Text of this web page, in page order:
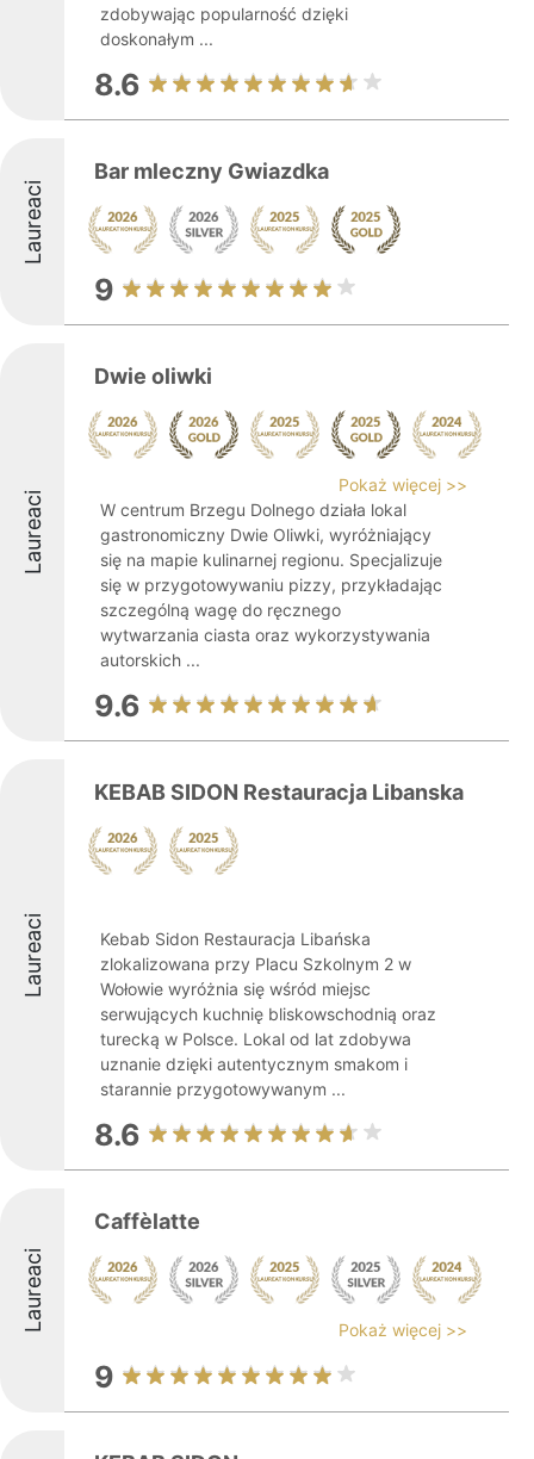
zdobywając popularność dzięki
doskonałym ...
8.6
Laureaci
Bar mleczny Gwiazdka
9
Laureaci
Dwie oliwki
Pokaż więcej >>
W centrum Brzegu Dolnego działa lokal
gastronomiczny Dwie Oliwki, wyróżniający
się na mapie kulinarnej regionu. Specjalizuje
się w przygotowywaniu pizzy, przykładając
szczególną wagę do ręcznego
wytwarzania ciasta oraz wykorzystywania
autorskich ...
9.6
Laureaci
KEBAB SIDON Restauracja Libanska
Kebab Sidon Restauracja Libańska
zlokalizowana przy Placu Szkolnym 2 w
Wołowie wyróżnia się wśród miejsc
serwujących kuchnię bliskowschodnią oraz
turecką w Polsce. Lokal od lat zdobywa
uznanie dzięki autentycznym smakom i
starannie przygotowywanym ...
8.6
Laureaci
Caffèlatte
Pokaż więcej >>
9